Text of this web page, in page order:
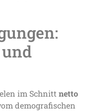
im Schnitt netto
demografischen